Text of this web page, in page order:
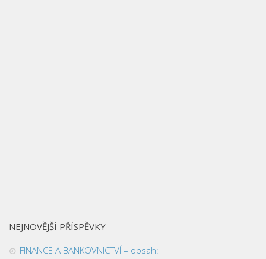
NEJNOVĚJŠÍ PŘÍSPĚVKY
FINANCE A BANKOVNICTVÍ – obsah: